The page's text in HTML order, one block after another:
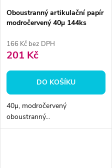
Oboustranný artikulační papír
modročervený 40µ 144ks
166 Kč bez DPH
201 Kč
DO KOŠÍKU
40µ, modročervený
oboustranný...